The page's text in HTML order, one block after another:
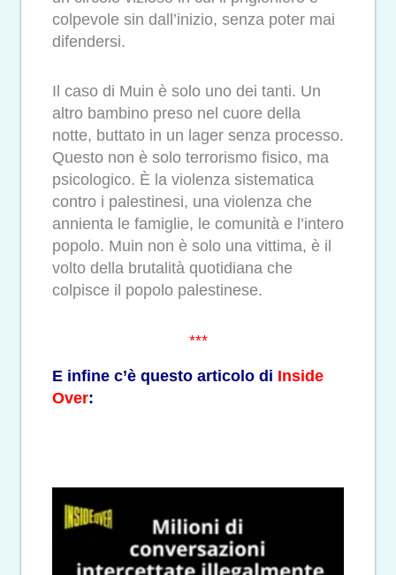
colpevole sin dall’inizio, senza poter mai
difendersi.
Il caso di Muin è solo uno dei tanti. Un
altro bambino preso nel cuore della
notte, buttato in un lager senza processo.
Questo non è solo terrorismo fisico, ma
psicologico. È la violenza sistematica
contro i palestinesi, una violenza che
annienta le famiglie, le comunità e l’intero
popolo. Muin non è solo una vittima, è il
volto della brutalità quotidiana che
colpisce il popolo palestinese.
***
E infine c’è questo articolo di Inside
Over: